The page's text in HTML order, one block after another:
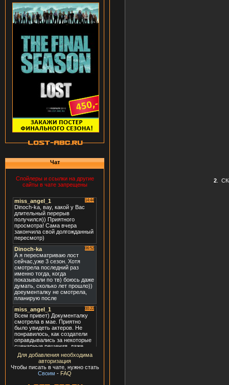
Чат
Спойлеры и ссылки на другие
сайты в чате запрещены
Для добавления необходима
авторизация
Чтобы писать в чате, нужно стать
Своим - FAQ
2.